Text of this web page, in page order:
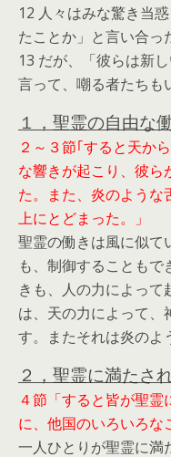
12 人々はみな驚き当
たことか」と言い合っ
13 だが、「彼らは新
言って、嘲る者たちも
１，聖霊の自由な
２～３節｢すると天か
な響きが起こり、彼ら
た。また、炎のような
上にとどまった。」
聖霊の働きは風に似て
も、制御することも
きも、人の力によっ
は、天の力によって、
す。またそれは炎のよ
２，聖霊に満たさ
４節「すると皆が聖霊
に、他国のいろいろな
一人ひとりが聖霊に満